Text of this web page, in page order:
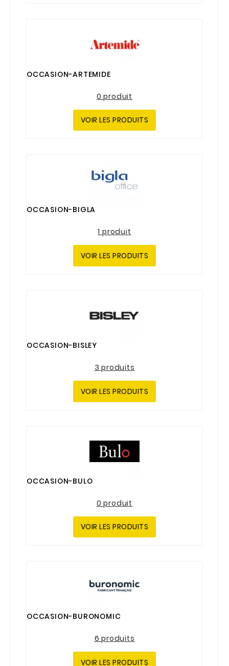
OCCASION-ARTEMIDE
0 produit
VOIR LES PRODUITS
OCCASION-BIGLA
1 produit
VOIR LES PRODUITS
OCCASION-BISLEY
3 produits
VOIR LES PRODUITS
OCCASION-BULO
0 produit
VOIR LES PRODUITS
OCCASION-BURONOMIC
6 produits
VOIR LES PRODUITS